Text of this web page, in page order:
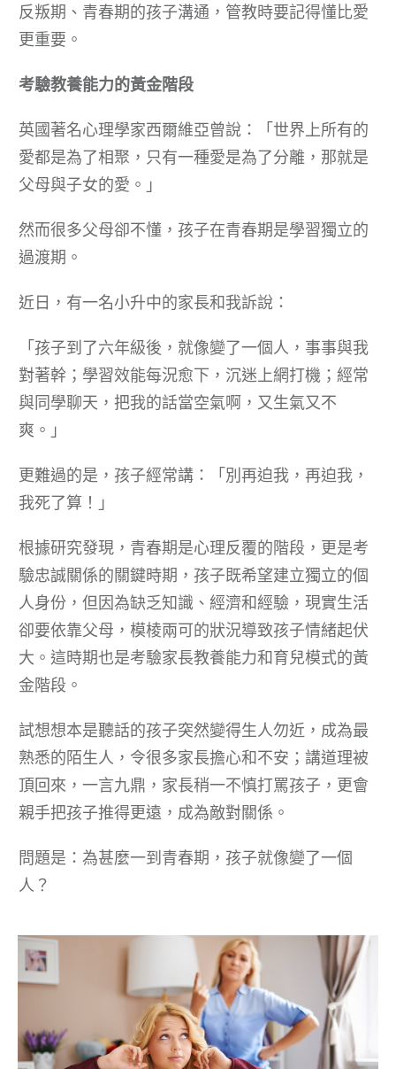
反叛期、青春期的孩子溝通，管教時要記得懂比愛
更重要。
考驗教養能力的黃金階段
英國著名心理學家西爾維亞曾說：「世界上所有的
愛都是為了相聚，只有一種愛是為了分離，那就是
父母與子女的愛。」
然而很多父母卻不懂，孩子在青春期是學習獨立的
過渡期。
近日，有一名小升中的家長和我訴說：
「孩子到了六年級後，就像變了一個人，事事與我
對著幹；學習效能每況愈下，沉迷上網打機；經常
與同學聊天，把我的話當空氣啊，又生氣又不
爽。」
更難過的是，孩子經常講：「別再迫我，再迫我，
我死了算！」
根據研究發現，青春期是心理反覆的階段，更是考
驗忠誠關係的關鍵時期，孩子既希望建立獨立的個
人身份，但因為缺乏知識、經濟和經驗，現實生活
卻要依靠父母，模棱兩可的狀況導致孩子情緒起伏
大。這時期也是考驗家長教養能力和育兒模式的黃
金階段。
試想想本是聽話的孩子突然變得生人勿近，成為最
熟悉的陌生人，令很多家長擔心和不安；講道理被
頂回來，一言九鼎，家長稍一不慎打罵孩子，更會
親手把孩子推得更遠，成為敵對關係。
問題是：為甚麼一到青春期，孩子就像變了一個
人？